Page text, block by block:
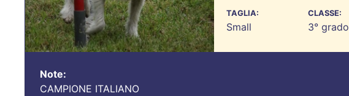
TAGLIA:
Small
CLASSE:
3° grado
Note:
CAMPIONE ITALIANO